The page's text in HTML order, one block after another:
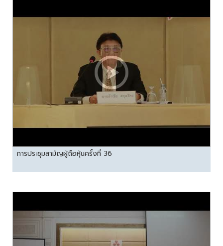
การประชุมสามัญผู้ถือหุ้นครั้งที่ 36